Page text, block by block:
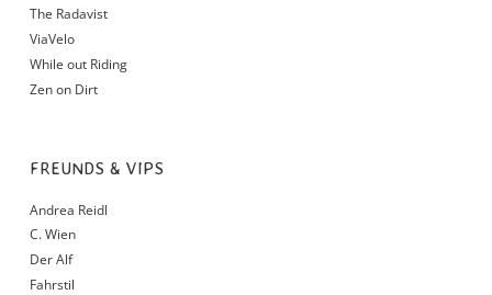
The Radavist
ViaVelo
While out Riding
Zen on Dirt
FREUNDS & VIPS
Andrea Reidl
C. Wien
Der Alf
Fahrstil